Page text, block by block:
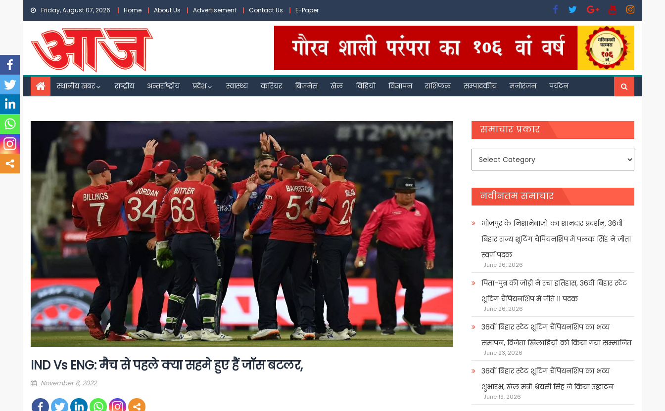
Skip
content
Friday, August 07, 2026 Home About Us Advertisement Contact Us E-Paper
स्थानीय खबर राष्ट्रीय अन्तर्राष्ट्रीय प्रदेश स्वास्थ्य करियर बिजनेस खेल विडियो विज्ञापन राशिफल सम्पादकीय मनोरंजन पर्यटन
IND Vs ENG: मैच से पहले क्या सहमे हुए हैं जॉस बटलर,
Posted
November 8, 2022
समाचार प्रकार
समाचार
नवीनतम समाचार
भोजपुर के निशानेबाजों का शानदार प्रदर्शन, 36वीं
बिहार राज्य शूटिंग चैंपियनशिप में पलक सिंह ने जीता
स्वर्ण पदक
June 26, 2026
पिता-पुत्र की जोड़ी ने रचा इतिहास, 36वीं बिहार स्टेट
शूटिंग चैंपियनशिप में जीते 11 पदक
June 26, 2026
36वीं बिहार स्टेट शूटिंग चैंपियनशिप का भव्य
समापन, विजेता खिलाडिय़ों को किया गया सम्मानित
June 23, 2026
36वीं बिहार स्टेट शूटिंग चैंपियनशिप का भव्य
शुभारंभ, खेल मंत्री श्रेयसी सिंह ने किया उद्घाटन
June 19, 2026